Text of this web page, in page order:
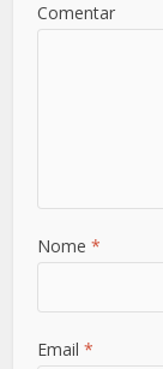
Comentar
Nome *
Email *